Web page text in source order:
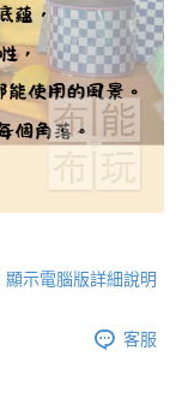
顯示電腦版詳細說明
客服